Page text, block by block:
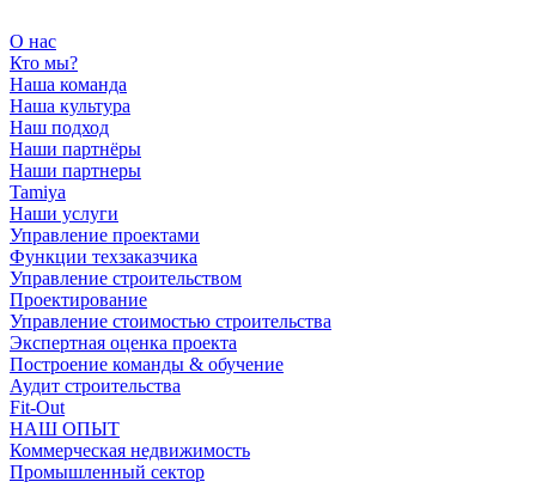
О нас
Кто мы?
Наша команда
Наша культура
Наш подход
Наши партнёры
Наши партнеры
Tamiya
Наши услуги
Управление проектами
Функции техзаказчика
Управление строительством
Проектирование
Управление стоимостью строительства
Экспертная оценка проекта
Построение команды & обучение
Аудит строительства
Fit-Out
НАШ ОПЫТ
Коммерческая недвижимость
Промышленный сектор